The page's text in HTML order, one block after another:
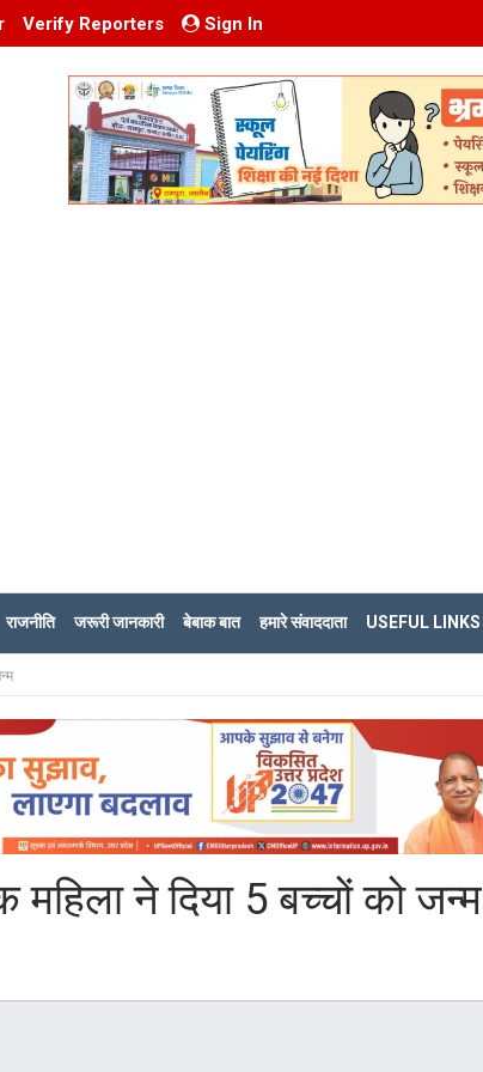
Verify Reporters Sign In
राजनीति जरूरी जानकारी बेबाक बात हमारे संवाददाता USEFUL LINKS
ने दिया 5 बच्चों को जन्म